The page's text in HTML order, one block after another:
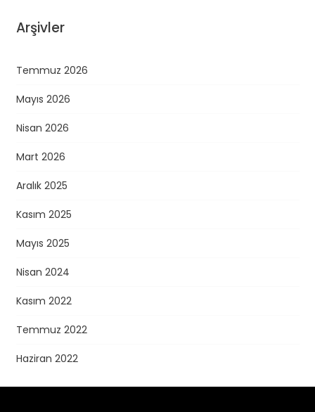
Arşivler
Temmuz 2026
Mayıs 2026
Nisan 2026
Mart 2026
Aralık 2025
Kasım 2025
Mayıs 2025
Nisan 2024
Kasım 2022
Temmuz 2022
Haziran 2022